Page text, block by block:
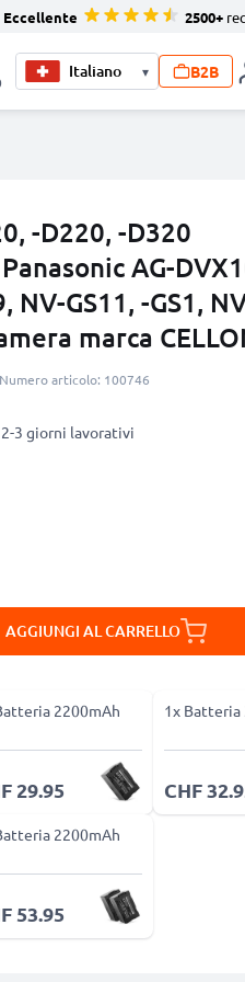
Eccellente 2500+
▾ B2B
-D220, -D320
AG-
NV-GS11, -GS1,
marca
Numero articolo: 100746
2-3 giorni lavorativi
AGGIUNGI AL CARRELLO
2200mAh
29.95
1x Batteria
CHF
2200mAh
53.95